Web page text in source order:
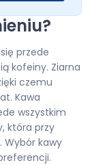
przede
kofeiny. Ziarna
czemu
Kawa
wszystkim
która przy
Wybór kawy